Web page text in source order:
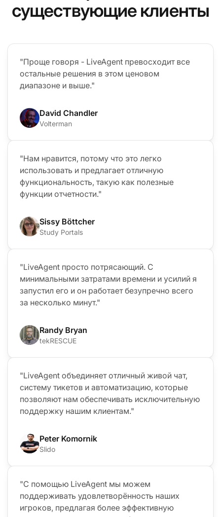
существующие клиенты
"Проще говоря - LiveAgent превосходит все
остальные решения в этом ценовом
диапазоне и выше."
David Chandler
Volterman
"Нам нравится, потому что это легко
использовать и предлагает отличную
функциональность, такую как полезные
функции отчетности."
Sissy Böttcher
Study Portals
"LiveAgent просто потрясающий. С
минимальными затратами времени и усилий я
запустил его и он работает безупречно всего
за несколько минут."
Randy Bryan
tekRESCUE
"LiveAgent объединяет отличный живой чат,
систему тикетов и автоматизацию, которые
позволяют нам обеспечивать исключительную
поддержку нашим клиентам."
Peter Komornik
Slido
"С помощью LiveAgent мы можем
поддерживать удовлетворённость наших
игроков, предлагая более эффективную